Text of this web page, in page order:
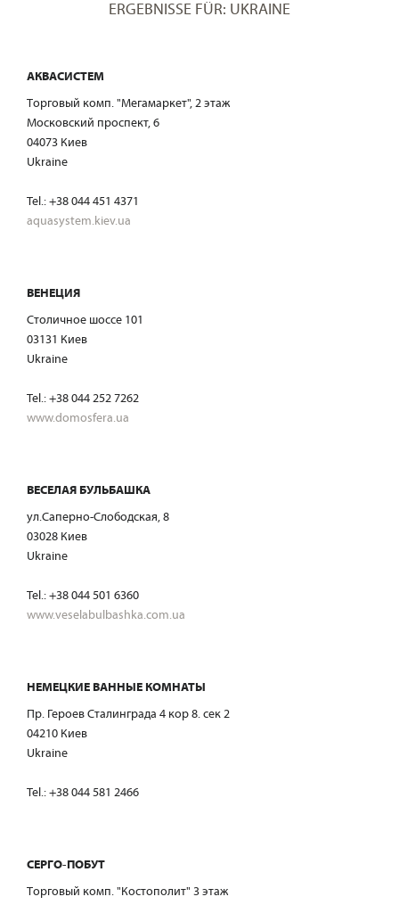
ERGEBNISSE FÜR: UKRAINE
АКВАСИСТЕМ
Tорговый комп. "Мегамаркет", 2 этаж
Московский проспект, 6
04073 Киев
Ukraine
Tel.: +38 044 451 4371
aquasystem.kiev.ua
ВЕНЕЦИЯ
Столичное шоссе 101
03131 Киев
Ukraine
Tel.: +38 044 252 7262
www.domosfera.ua
ВЕСЕЛАЯ БУЛЬБАШКА
ул.Саперно-Слободская, 8
03028 Киев
Ukraine
Tel.: +38 044 501 6360
www.veselabulbashka.com.ua
НЕМЕЦКИЕ ВАННЫЕ КОМНАТЫ
Пр. Героев Сталинграда 4 кор 8. сек 2
04210 Киев
Ukraine
Tel.: +38 044 581 2466
СЕРГО-ПОБУТ
Tорговый комп. "Костополит" 3 этаж